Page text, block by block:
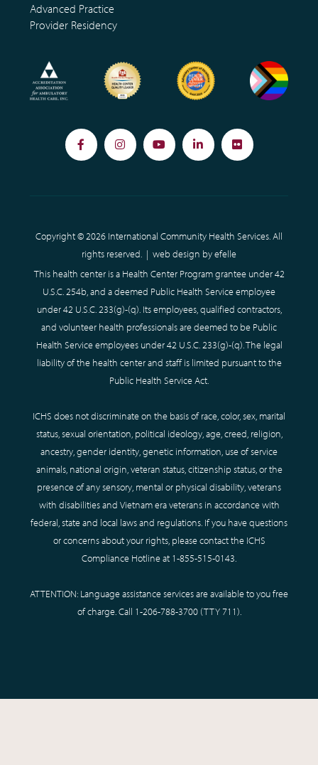
Advanced Practice
Provider Residency
FacebookInstagramYouTubeLinkedInFlickr
Copyright © 2026 International Community Health Services. All
rights reserved. | web design by efelle
This health center is a Health Center Program grantee under 42
U.S.C. 254b, and a deemed Public Health Service employee
under 42 U.S.C. 233(g)-(q). Its employees, qualified contractors,
and volunteer health professionals are deemed to be Public
Health Service employees under 42 U.S.C. 233(g)-(q). The legal
liability of the health center and staff is limited pursuant to the
Public Health Service Act.
ICHS does not discriminate on the basis of race, color, sex, marital
status, sexual orientation, political ideology, age, creed, religion,
ancestry, gender identity, genetic information, use of service
animals, national origin, veteran status, citizenship status, or the
presence of any sensory, mental or physical disability, veterans
with disabilities and Vietnam era veterans in accordance with
federal, state and local laws and regulations. If you have questions
or concerns about your rights, please contact the ICHS
Compliance Hotline at 1-855-515-0143.
ATTENTION: Language assistance services are available to you free
of charge. Call 1-206-788-3700(TTY711).